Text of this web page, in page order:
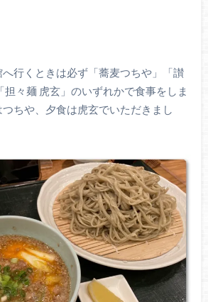
行くときは必ず「蕎麦つちや」「讃
担々麺 虎玄」のいずれかで食事をしま
ちや、夕食は虎玄でいただきまし